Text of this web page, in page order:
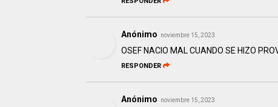
Anónimo noviembre 15, 2023
OSEF NACIO MAL CUANDO SE HIZO
RESPONDER
Anónimo noviembre 15, 2023